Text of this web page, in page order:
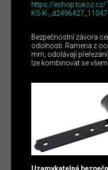
https://eshop.tokoz.cz/
KS-K-
Bezpečnostní závora
odolnosti. Ramena z
mm, odolávají
lze kombinovat se
Uzamykatelná